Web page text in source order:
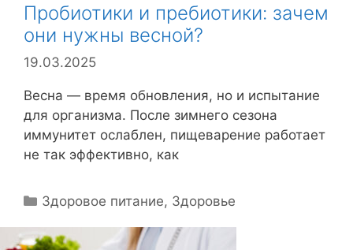
Пробиотики и пребиотики: зачем
они нужны весной?
19.03.2025
Весна — время обновления, но и испытание
для организма. После зимнего сезона
иммунитет ослаблен, пищеварение работает
не так эффективно, как
Р
б
Здоровое питание, Здоровье